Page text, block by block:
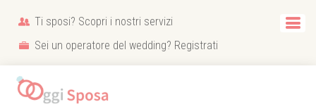
Ti sposi? Scopri i nostri servizi
Sei un operatore del wedding? Registrati